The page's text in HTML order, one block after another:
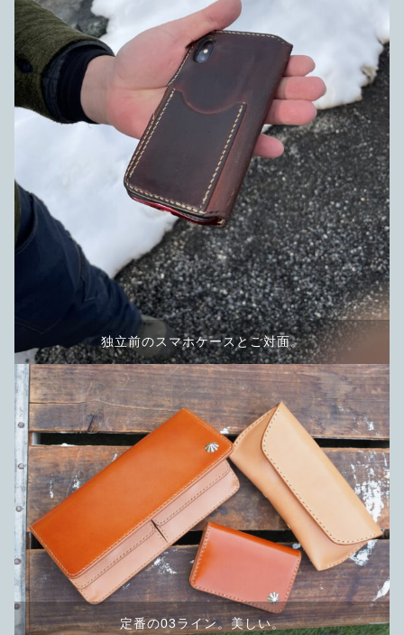
独立前のスマホケースとご対面。
定番の03ライン。美しい。